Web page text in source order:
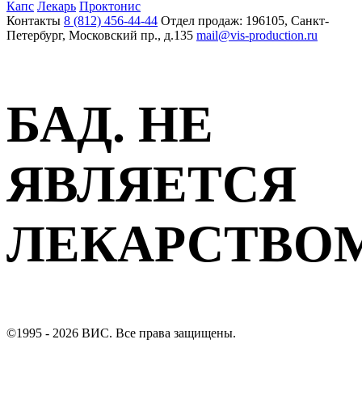
Капс Лекарь Проктонис
Контакты 8 (812) 456-44-44 Отдел продаж: 196105, Санкт-
Петербург, Московский пр., д.135 mail@vis-production.ru
БАД. НЕ
ЯВЛЯЕТСЯ
©1995 - 2026 ВИС. Все права защищены.